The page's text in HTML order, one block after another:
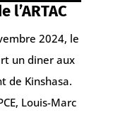
l’ARTAC
2024, le
un diner aux
de Kinshasa.
Louis-Marc